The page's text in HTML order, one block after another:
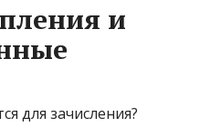
и
для зачисления?